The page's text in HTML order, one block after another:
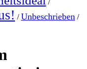
/
/Unbeschrieben /